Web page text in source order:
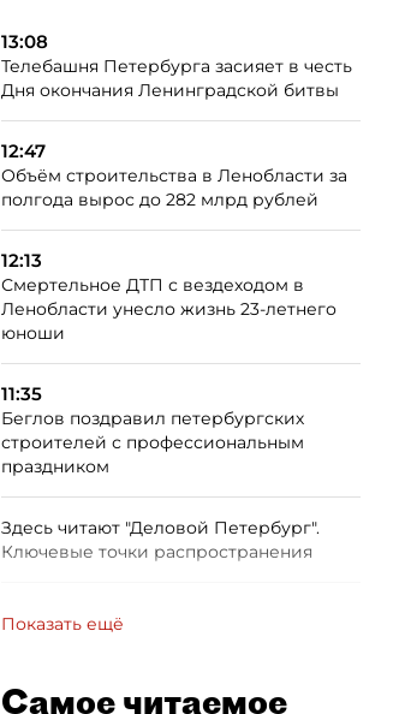
13:08
Телебашня Петербурга засияет в честь
Дня окончания Ленинградской битвы
12:47
Объём строительства в Ленобласти за
полгода вырос до 282 млрд рублей
12:13
Смертельное ДТП с вездеходом в
Ленобласти унесло жизнь 23-летнего
юноши
11:35
Беглов поздравил петербургских
строителей с профессиональным
праздником
Здесь читают "Деловой Петербург".
Ключевые точки распространения
Показать ещё
Самое читаемое